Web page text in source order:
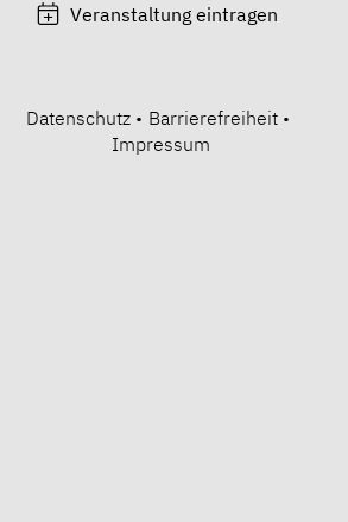
Veranstaltung eintragen
Datenschutz • Barrierefreiheit •
Impressum